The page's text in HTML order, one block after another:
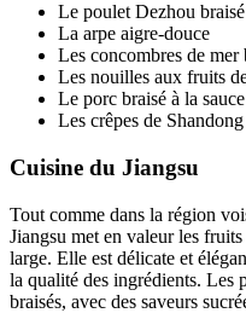
Le poulet Dezhou braisé
La arpe aigre-douce
Les concombres de mer
Les nouilles aux fruits
Le porc braisé à la
Les crêpes de Shandong
Cuisine du Jiangsu
Tout comme dans la région
Jiangsu met en valeur les
large. Elle est délicate et
la qualité des ingrédients. Les
braisés, avec des saveurs